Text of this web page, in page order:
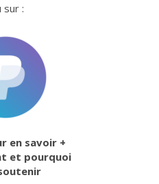
sur :
en savoir +
et pourquoi